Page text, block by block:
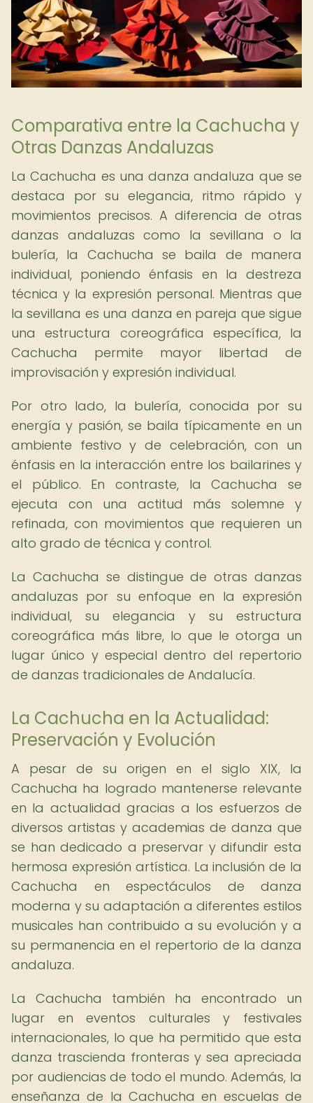
Comparativa entre la Cachucha y
Otras Danzas Andaluzas
La Cachucha es una danza andaluza que se
destaca por su elegancia, ritmo rápido y
movimientos precisos. A diferencia de otras
danzas andaluzas como la sevillana o la
bulería, la Cachucha se baila de manera
individual, poniendo énfasis en la destreza
técnica y la expresión personal. Mientras que
la sevillana es una danza en pareja que sigue
una estructura coreográfica específica, la
Cachucha permite mayor libertad de
improvisación y expresión individual.
Por otro lado, la bulería, conocida por su
energía y pasión, se baila típicamente en un
ambiente festivo y de celebración, con un
énfasis en la interacción entre los bailarines y
el público. En contraste, la Cachucha se
ejecuta con una actitud más solemne y
refinada, con movimientos que requieren un
alto grado de técnica y control.
La Cachucha se distingue de otras danzas
andaluzas por su enfoque en la expresión
individual, su elegancia y su estructura
coreográfica más libre, lo que le otorga un
lugar único y especial dentro del repertorio
de danzas tradicionales de Andalucía.
La Cachucha en la Actualidad:
Preservación y Evolución
A pesar de su origen en el siglo XIX, la
Cachucha ha logrado mantenerse relevante
en la actualidad gracias a los esfuerzos de
diversos artistas y academias de danza que
se han dedicado a preservar y difundir esta
hermosa expresión artística. La inclusión de la
Cachucha en espectáculos de danza
moderna y su adaptación a diferentes estilos
musicales han contribuido a su evolución y a
su permanencia en el repertorio de la danza
andaluza.
La Cachucha también ha encontrado un
lugar en eventos culturales y festivales
internacionales, lo que ha permitido que esta
danza trascienda fronteras y sea apreciada
por audiencias de todo el mundo. Además, la
enseñanza de la Cachucha en escuelas de